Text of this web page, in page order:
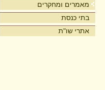
מאמרים ומחקרים
בתי כנסת
אתרי שו"ת